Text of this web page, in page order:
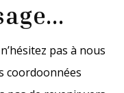
pas à nous
coordoonnées